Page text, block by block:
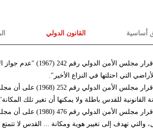
أساسية القانون الدولي
يؤكد قرار مجلس
التي احتلتها في النزاع الأخير".
ينص قرار مجلس
القانونية للقدس باطلة ولا يمكنها أن تغير تلك
ينص قرار مجلس
والتي تهدف إلى تغيير هوية ومكانة ... القدس لا